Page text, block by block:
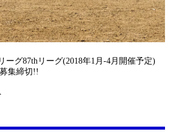
ーグ87thリーグ(2018年1月-4月開催予定)
集締切!!